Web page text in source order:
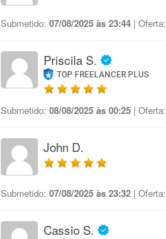
Submetido: 07/08/2025 às 23:44 | Oferta:
Priscila S.
TOP FREELANCER PLUS
Submetido: 08/08/2025 às 00:25 | Oferta:
John D.
Submetido: 07/08/2025 às 23:32 | Oferta:
Cassio S.